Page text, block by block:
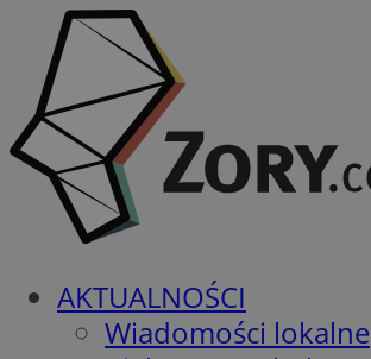
AKTUALNOŚCI
Wiadomości lokalne